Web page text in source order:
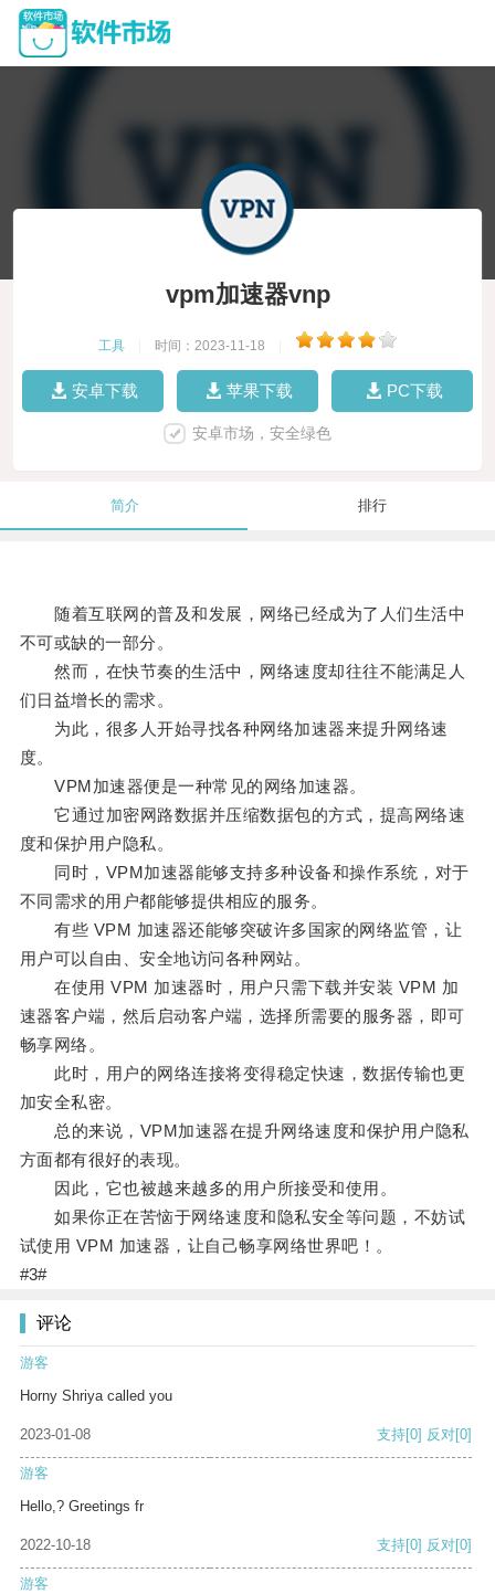
vpm加速器vnp
工具 时间：2023-11-18
安卓下载 苹果下载 PC下载
安卓市场，安全绿色
简介 排行
随着互联网的普及和发展，网络已经成为了人们生活中
不可或缺的一部分。
然而，在快节奏的生活中，网络速度却往往不能满足人
们日益增长的需求。
为此，很多人开始寻找各种网络加速器来提升网络速
度。
VPM加速器便是一种常见的网络加速器。
它通过加密网路数据并压缩数据包的方式，提高网络速
度和保护用户隐私。
同时，VPM加速器能够支持多种设备和操作系统，对于
不同需求的用户都能够提供相应的服务。
有些 VPM 加速器还能够突破许多国家的网络监管，让
用户可以自由、安全地访问各种网站。
在使用 VPM 加速器时，用户只需下载并安装 VPM 加
速器客户端，然后启动客户端，选择所需要的服务器，即可
畅享网络。
此时，用户的网络连接将变得稳定快速，数据传输也更
加安全私密。
总的来说，VPM加速器在提升网络速度和保护用户隐私
方面都有很好的表现。
因此，它也被越来越多的用户所接受和使用。
如果你正在苦恼于网络速度和隐私安全等问题，不妨试
试使用 VPM 加速器，让自己畅享网络世界吧！。
#3#
评论
游客
Horny Shriya called you
2023-01-08 支持[0] 反对[0]
游客
Hello,? Greetings fr
2022-10-18 支持[0] 反对[0]
游客